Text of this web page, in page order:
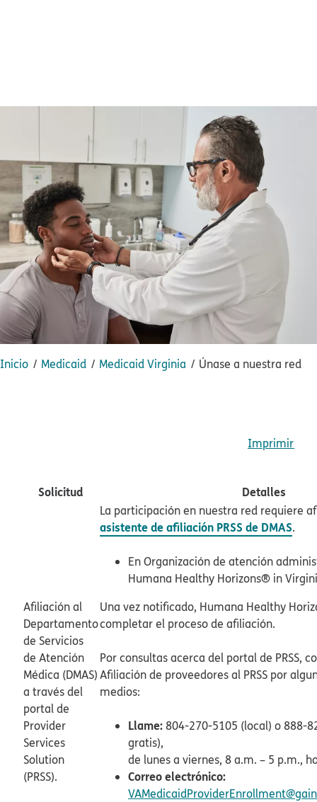
Inicio​​ Medicaid​​ Medicaid Virginia​​ Únase a nuestra red​​
Imprimir​​
Solicitud​​ Detalles​​
Afiliación al
Departamento
de Servicios
de Atención
Médica (DMAS)
a través del
portal de
Provider
Services
Solution
(PRSS).​​
La participación en nuestra red requiere
asistente de afiliación PRSS de DMAS.​​
En Organización de atención
Humana Healthy Horizons® in
Una vez notificado, Humana Healthy
completar el proceso de afiliación.​​
Por consultas acerca del portal de PRSS,
Afiliación de proveedores al PRSS por
medios:​​
Llame: 804-270-5105 (local) o 888-
gratis),
de lunes a viernes, 8 a.m. – 5 p.m.,
Correo electrónico:​​